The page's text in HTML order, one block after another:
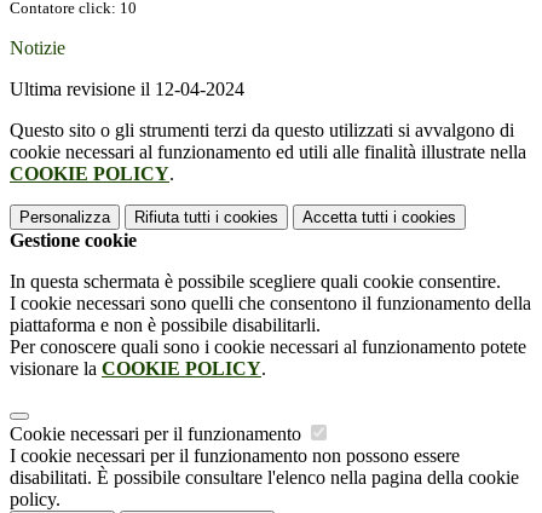
Contatore click: 10
Notizie
Ultima revisione il 12-04-2024
Questo sito o gli strumenti terzi da questo utilizzati si avvalgono di
cookie necessari al funzionamento ed utili alle finalità illustrate nella
COOKIE POLICY.
Personalizza Rifiuta tutti i cookies Accetta tutti i cookies
Gestione cookie
In questa schermata è possibile scegliere quali cookie consentire.
I cookie necessari sono quelli che consentono il funzionamento della
piattaforma e non è possibile disabilitarli.
Per conoscere quali sono i cookie necessari al funzionamento potete
visionare la COOKIE POLICY.
Cookie necessari per il funzionamento
I cookie necessari per il funzionamento non possono essere
disabilitati. È possibile consultare l'elenco nella pagina della cookie
policy.